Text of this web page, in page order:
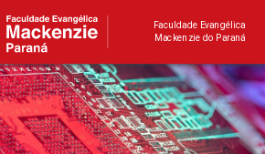
Faculdade Evangélica
Mackenzie do Paraná